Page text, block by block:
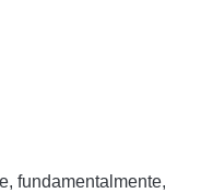
fundamentalmente,